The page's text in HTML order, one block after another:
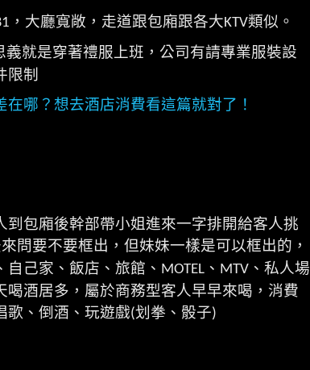
，大廳寬敞，走道跟包廂跟各大KTV類似。
義就是穿著禮服上班，公司有請專業服裝設
限制
哪？想去酒店消費看這篇就對了！
包廂後幹部帶小姐進來一字排開給客人挑
問要不要框出，但妹妹一樣是可以框出的，
己家、飯店、旅館、 MOTEL 、 MTV 、私人場
酒居多，屬於商務型客人早早來喝，消費
歌、倒酒、玩遊戲(划拳、骰子)